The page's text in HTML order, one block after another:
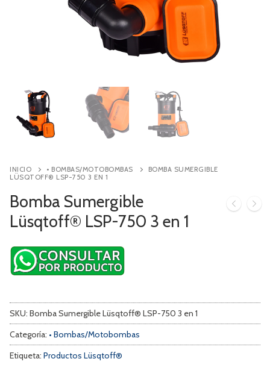
Contacto
INICIO • BOMBAS/MOTOBOMBAS
BOMBA SUMERGIBLE
LÜSQTOFF® LSP-750 3 EN 1
Bomba Sumergible
Lüsqtoff® LSP-750 3 en 1
SKU: Bomba Sumergible Lüsqtoff® LSP-750 3 en 1
Categoría: • Bombas/Motobombas
Etiqueta: Productos Lüsqtoff®